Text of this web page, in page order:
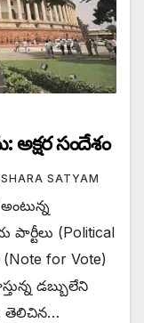
సందేశం
SATYAM
(Political
for Vote)
డబ్బులేని
తెలిచిన…